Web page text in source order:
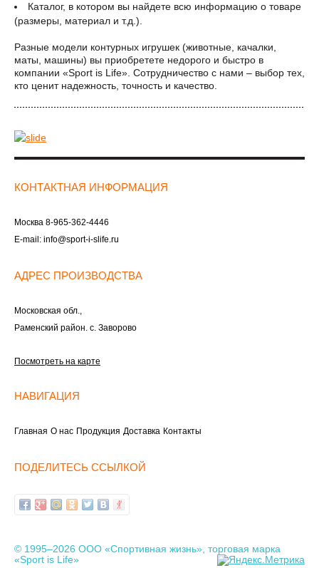
Каталог, в котором вы найдете всю информацию о товаре
(размеры, материал и т.д.).
Разные модели контурных игрушек (животные, качалки,
маты, машины) вы приобретете недорого и быстро в
компании «Sport is Life». Сотрудничество с нами – выбор тех,
кто ценит надежность, точность и качество.
КОНТАКТНАЯ ИНФОРМАЦИЯ
Москва 8-965-362-4446
E-mail: info@sport-i-slife.ru
АДРЕС ПРОИЗВОДСТВА
Московская обл.,
Раменский район. с. Заворово
Посмотреть на карте
НАВИГАЦИЯ
Главная О нас Продукция Доставка Контакты
ПОДЕЛИТЕСЬ ССЫЛКОЙ
© 1995–2026 ООО «Спортивная жизнь», торговая марка
«Sport is Life»